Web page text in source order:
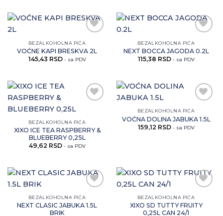
Zaprati
ovaj
artikal
BEZALKOHOLNA PIĆA
VOĆNE KAPI BRESKVA 2L
145,43 RSD - sa PDV
Zaprati
ovaj
artikal
BEZALKOHOLNA PIĆA
NEXT BOCCA JAGODA 0.2L
115,38 RSD - sa PDV
artikal
BEZALKOHOLNA PIĆA
XIXO ICE TEA RASPBERRY &
BLUEBERRY 0,25L
49,62 RSD - sa PDV
Zaprati
ovaj
artikal
BEZALKOHOLNA PIĆA
VOĆNA DOLINA JABUKA 1.5L
159,12 RSD - sa PDV
Zaprati
ovaj
BEZALKOHOLNA PIĆA
NEXT CLASIC JABUKA 1.5L
BRIK
Zaprati
ovaj
BEZALKOHOLNA PIĆA
XIXO SD TUTTY FRUITY
0,25L CAN 24/1